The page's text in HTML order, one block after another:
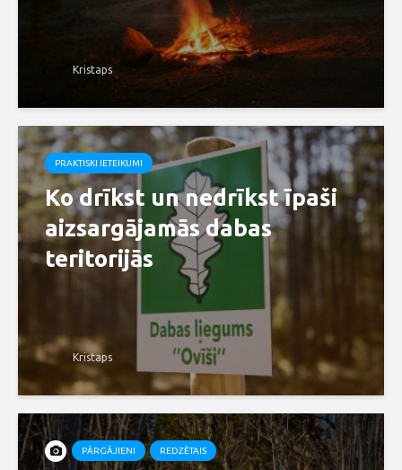
Kristaps
PRAKTISKI IETEIKUMI
Ko drīkst un nedrīkst īpaši
aizsargājamās dabas
teritorijās
Kristaps
PĀRGĀJIENI REDZĒTAIS